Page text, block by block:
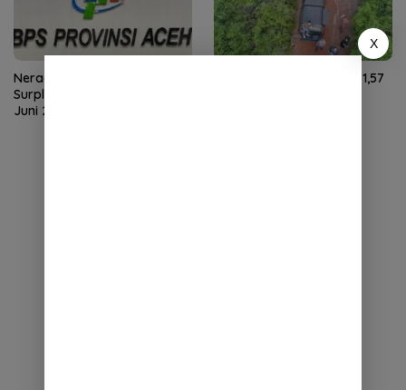
Neraca Perdagangan Aceh
Surplus US$59,27 Juta pada
Juni 2026
NTP Aceh Juli 2026 Naik 1,57
X